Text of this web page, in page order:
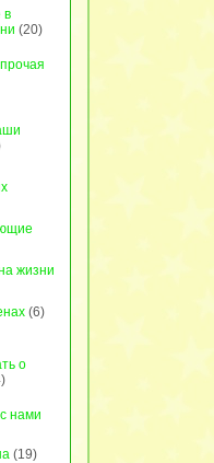
в
(20)
жизни
(6)
о
нами
(19)